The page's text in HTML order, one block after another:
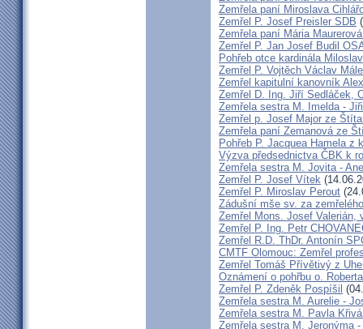
Zemřela paní Miroslava
Zemřel P. Josef Preisler SDB
Zemřela paní Mária
Zemřel P. Jan Josef Budil
Pohřeb otce kardinála
Zemřel P. Vojtěch Václav
Zemřel kapitulní kanovník
Zemřel D. Ing. Jiří Sedláček,
Zemřela sestra M. Imelda -
Zemřel p. Josef Major ze
Zemřela paní Zemanová ze
Pohřeb P. Jacquea Hamela z
Výzva předsednictva ČBK k
Zemřela sestra M. Jovita -
Zemřel P. Josef Vítek
Zemřel P. Miroslav Perout
Zádušní mše sv. za
Zemřel Mons. Josef Valerián,
Zemřel P. Ing. Petr
Zemřel R.D. ThDr. Antonín
CMTF Olomouc: Zemřel
Zemřel Tomáš Přívětivý z
Oznámení o pohřbu o.
Zemřel P. Zdeněk Pospíšil
Zemřela sestra M. Aurelie -
Zemřela sestra M. Pavla
Zemřela sestra M. Jeronýma